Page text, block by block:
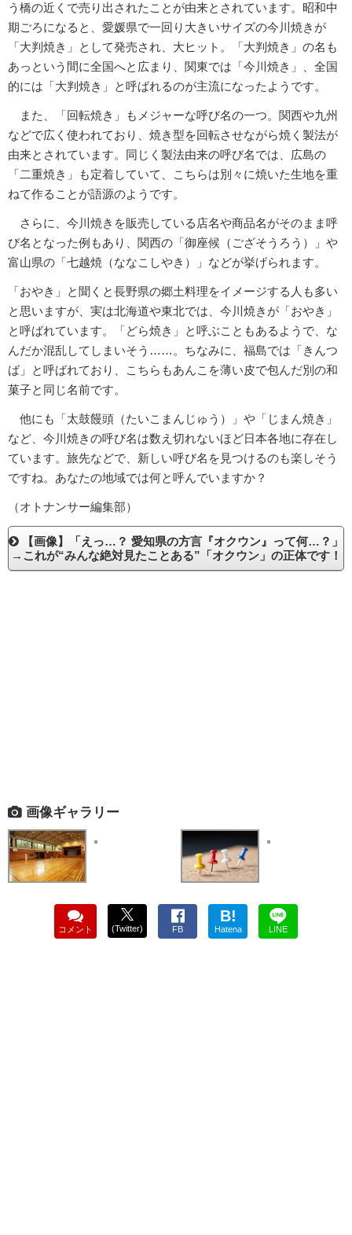
う橋の近くで売り出されたことが由来とされています。昭和中
期ごろになると、愛媛県で一回り大きいサイズの今川焼きが
「大判焼き」として発売され、大ヒット。「大判焼き」の名も
あっという間に全国へと広まり、関東では「今川焼き」、全国
的には「大判焼き」と呼ばれるのが主流になったようです。
また、「回転焼き」もメジャーな呼び名の一つ。関西や九州
などで広く使われており、焼き型を回転させながら焼く製法が
由来とされています。同じく製法由来の呼び名では、広島の
「二重焼き」も定着していて、こちらは別々に焼いた生地を重
ねて作ることが語源のようです。
さらに、今川焼きを販売している店名や商品名がそのまま呼
び名となった例もあり、関西の「御座候（ござそうろう）」や
富山県の「七越焼（ななこしやき）」などが挙げられます。
「おやき」と聞くと長野県の郷土料理をイメージする人も多い
と思いますが、実は北海道や東北では、今川焼きが「おやき」
と呼ばれています。「どら焼き」と呼ぶこともあるようで、な
んだか混乱してしまいそう……。ちなみに、福島では「きんつ
ば」と呼ばれており、こちらもあんこを薄い皮で包んだ別の和
菓子と同じ名前です。
他にも「太鼓饅頭（たいこまんじゅう）」や「じまん焼き」
など、今川焼きの呼び名は数え切れないほど日本各地に存在し
ています。旅先などで、新しい呼び名を見つけるのも楽しそう
ですね。あなたの地域では何と呼んでいますか？
（オトナンサー編集部）
【画像】「えっ…？ 愛知県の方言『オクウン』って何…？」
→これが“みんな絶対見たことある”「オクウン」の正体です！
画像ギャラリー
コメント (Twitter) FB
B!
Hatena LINE